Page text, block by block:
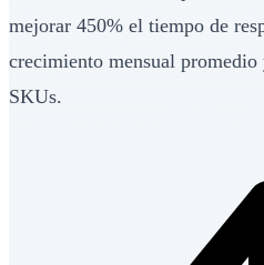
mejorar 450% el tiempo de
crecimiento mensual
SKUs.